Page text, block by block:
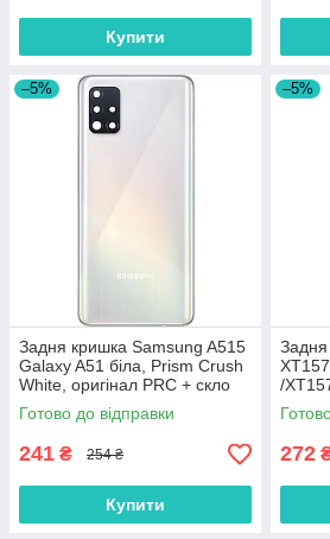
Купити
–5%
Задня кришка Samsung A515
Galaxy A51 біла, Prism Crush
White, оригінал PRC + скло
камери
Готово до відправки
241 ₴ 254 ₴
Купити
–5%
/
272